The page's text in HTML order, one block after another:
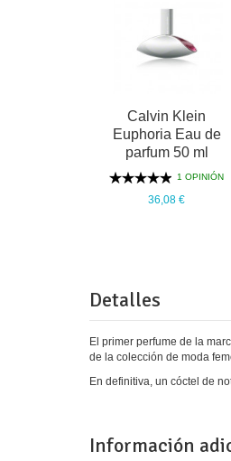
Calvin Klein
Euphoria Eau de
parfum 50 ml
1 OPINIÓN
36,08 €
Detalles
El primer perfume de la
de la colección de moda
En definitiva, un cóctel de
Información